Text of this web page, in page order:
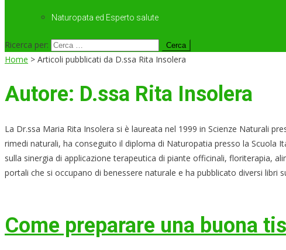
Naturopata ed Esperto salute
Ricerca per:
Home > Articoli pubblicati da D.ssa Rita Insolera
Autore: D.ssa Rita Insolera
La Dr.ssa Maria Rita Insolera si è laureata nel 1999 in Scienze Naturali
rimedi naturali, ha conseguito il diploma di Naturopatia presso la Scuola
sulla sinergia di applicazione terapeutica di piante officinali, floriterapia,
portali che si occupano di benessere naturale e ha pubblicato diversi libri
Come preparare una buona